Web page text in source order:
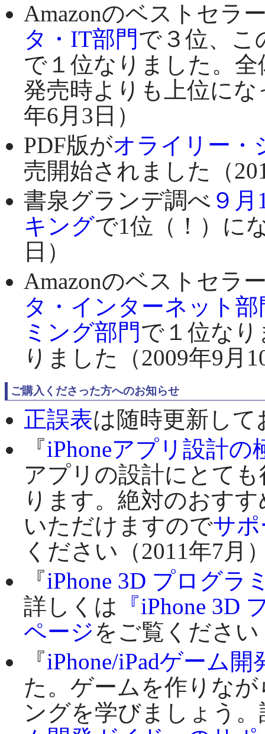
Amazonのベストセラ
タ・IT部門で３位、こ
で１位なりました。
発売時よりも上位に
年6月3日）
PDF版がオライリー・
売開始されました（
書泉グランデ調べ ９
キングで1位（！）に
日）
Amazonのベストセラ
タ・インターネット部
ミング部門で１位な
りました（2009年9月
ご購入くださった方へのお知らせ
正誤表は随時更新して
『iPhoneアプリ設計の
アプリの設計にとて
ります。絶対のおす
いただけますのでサ
ください（2011年7月
『iPhone 3D プログラ
詳しくは 『iPhone 3D
ページをご覧ください
『iPhone/iPadゲーム開
た。ゲームを作りなが
ングを学びましょう